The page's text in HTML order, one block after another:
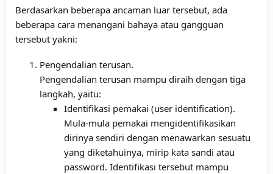
Berdasarkan beberapa ancaman luar tersebut, ada
beberapa cara menangani bahaya atau gangguan
tersebut yakni:
Pengendalian terusan.
Pengendalian terusan mampu diraih dengan tiga
langkah, yaitu:
Identifikasi pemakai (user identification).
Mula-mula pemakai mengidentifikasikan
dirinya sendiri dengan menawarkan sesuatu
yang diketahuinya, mirip kata sandi atau
password. Identifikasi tersebut mampu